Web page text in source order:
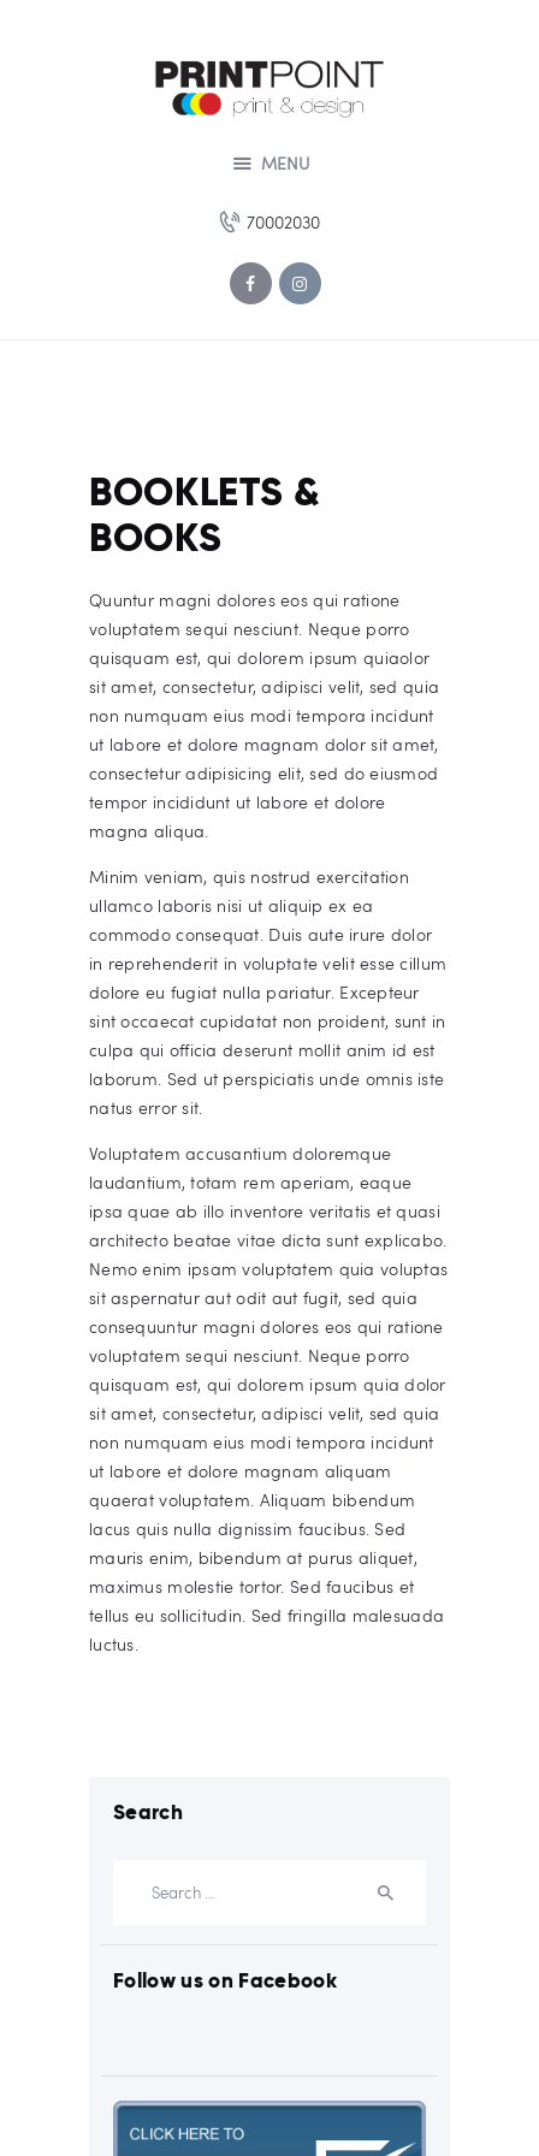
MENU
70002030
ABOUT US
SERVICES
DESIGN STUDIO
PORTOFOLIO
CONTACT US
BOOKLETS &
BOOKS
Quuntur magni dolores eos qui ratione
voluptatem sequi nesciunt. Neque porro
quisquam est, qui dolorem ipsum quiaolor
sit amet, consectetur, adipisci velit, sed quia
non numquam eius modi tempora incidunt
ut labore et dolore magnam dolor sit amet,
consectetur adipisicing elit, sed do eiusmod
tempor incididunt ut labore et dolore
magna aliqua.
Minim veniam, quis nostrud exercitation
ullamco laboris nisi ut aliquip ex ea
commodo consequat. Duis aute irure dolor
in reprehenderit in voluptate velit esse cillum
dolore eu fugiat nulla pariatur. Excepteur
sint occaecat cupidatat non proident, sunt in
culpa qui officia deserunt mollit anim id est
laborum. Sed ut perspiciatis unde omnis iste
natus error sit.
Voluptatem accusantium doloremque
laudantium, totam rem aperiam, eaque
ipsa quae ab illo inventore veritatis et quasi
architecto beatae vitae dicta sunt explicabo.
Nemo enim ipsam voluptatem quia voluptas
sit aspernatur aut odit aut fugit, sed quia
consequuntur magni dolores eos qui ratione
voluptatem sequi nesciunt. Neque porro
quisquam est, qui dolorem ipsum quia dolor
sit amet, consectetur, adipisci velit, sed quia
non numquam eius modi tempora incidunt
ut labore et dolore magnam aliquam
quaerat voluptatem. Aliquam bibendum
lacus quis nulla dignissim faucibus. Sed
mauris enim, bibendum at purus aliquet,
maximus molestie tortor. Sed faucibus et
tellus eu sollicitudin. Sed fringilla malesuada
luctus.
Search
Follow us on Facebook